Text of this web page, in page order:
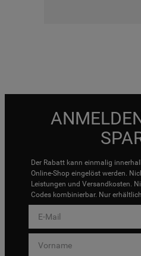
Der Rabatt kann einmalig
Online-Shop eingelöst werden.
Leistungen und Versandkosten.
Codes kombinierbar. Nur